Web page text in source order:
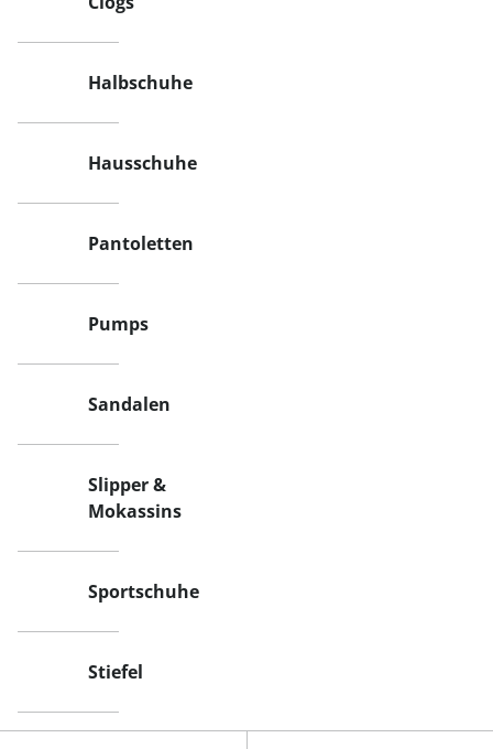
Halbschuhe
Hausschuhe
Pantoletten
Pumps
Sandalen
Slipper &
Mokassins
Sportschuhe
Stiefel